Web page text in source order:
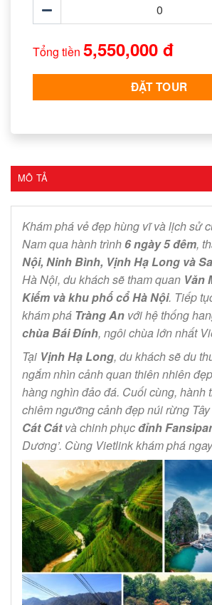
Tổng tiền 5,550,000 đ
ĐẶT TOUR
MÔ TẢ
Khám phá vẻ đẹp hùng vĩ và lịch sử
Nam qua hành trình6 ngày 5 đêm,
Nội, Ninh Bình, Vịnh Hạ Long và
Hà Nội, du khách sẽ tham quan Văn
Kiếm và khu phố cổ Hà Nội. Tiếp
khám phá Tràng An với hệ thống
chùa Bái Đính, ngôi chùa lớn nhất
Tại Vịnh Hạ Long, du khách sẽ du
ngắm nhìn cảnh quan thiên nhiên
hàng nghìn đảo đá. Cuối cùng, hành
chiêm ngưỡng cảnh đẹp núi rừng
Cát Cátvà chinh phụcđỉnh
Dương’. Cùng Vietlink khám phá